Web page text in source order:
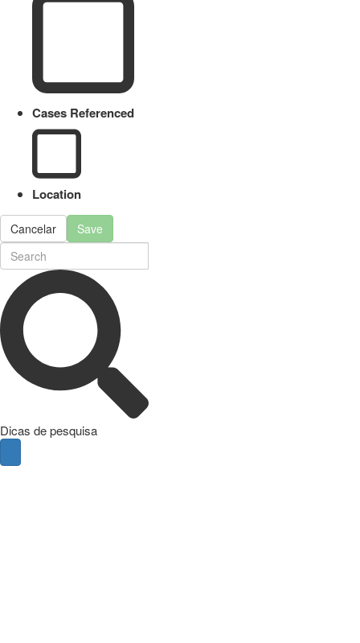
Cases Referenced
Location
Cancelar Save
Dicas de pesquisa